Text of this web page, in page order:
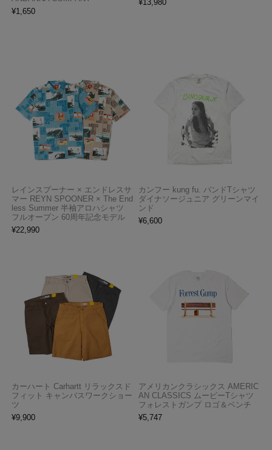
¥1,650
¥13,980
レインスプーナー × エンドレスサ
マー REYN SPOONER × The End
less Summer 半袖アロハシャツ
フルオープン 60周年記念モデル
¥22,990
カンフー kung fu. バンドTシャツ
ダイナソージュニア グリーンマイ
ンド
¥6,600
カーハート Carhartt リラックスド
フィット キャンバスワークショー
ツ
¥9,900
アメリカンクラシックス AMERIC
AN CLASSICS ムービーTシャツ
フォレストガンプ ロゴ＆ベンチ
¥5,747